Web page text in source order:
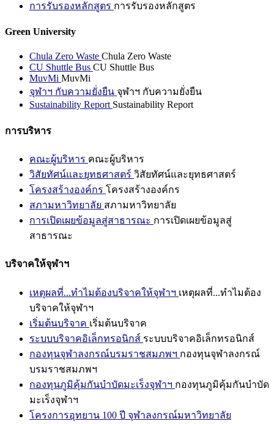
การรับรองหลักสูตร การรับรองหลักสูตร
Green University
Chula Zero Waste Chula Zero Waste
CU Shuttle Bus CU Shuttle Bus
MuvMi MuvMi
จุฬาฯ กับความยั่งยืน จุฬาฯ กับความยั่งยืน
Sustainability Report Sustainability Report
การบริหาร
คณะผู้บริหาร คณะผู้บริหาร
วิสัยทัศน์และยุทธศาสตร์ วิสัยทัศน์และยุทธศาสตร์
โครงสร้างองค์กร โครงสร้างองค์กร
สภามหาวิทยาลัย สภามหาวิทยาลัย
การเปิดเผยข้อมูลสู่สาธารณะ การเปิดเผยข้อมูลสู่
สาธารณะ
บริจาคให้จุฬาฯ
เหตุผลที่...ทำไมต้องบริจาคให้จุฬาฯ เหตุผลที่...ทำไมต้อง
บริจาคให้จุฬาฯ
เริ่มต้นบริจาค เริ่มต้นบริจาค
ระบบบริจาคอิเล็กทรอนิกส์ ระบบบริจาคอิเล็กทรอนิกส์
กองทุนจุฬาลงกรณ์บรมราชสมภพฯ กองทุนจุฬาลงกรณ์
บรมราชสมภพฯ
กองทุนภูมิคุ้มกันบำบัดมะเร็งจุฬาฯ กองทุนภูมิคุ้มกันบำบัด
มะเร็งจุฬาฯ
โครงการอุทยาน 100 ปี จุฬาลงกรณ์มหาวิทยาลัย